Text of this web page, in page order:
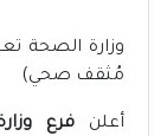
وزارة الصحة
مُثقف صحي)
أعلن فرع